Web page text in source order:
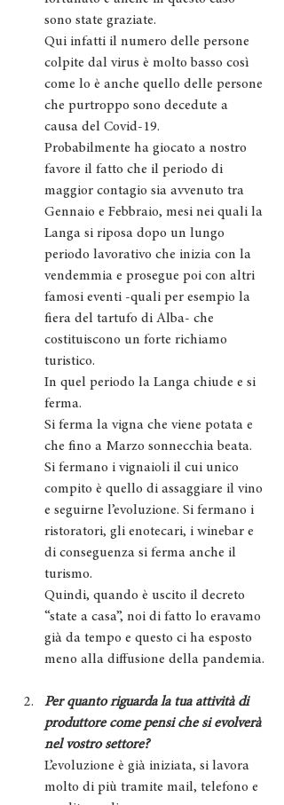
sono state graziate.
Qui infatti il numero delle persone
colpite dal virus è molto basso così
come lo è anche quello delle persone
che purtroppo sono decedute a
causa del Covid-19.
Probabilmente ha giocato a nostro
favore il fatto che il periodo di
maggior contagio sia avvenuto tra
Gennaio e Febbraio, mesi nei quali la
Langa si riposa dopo un lungo
periodo lavorativo che inizia con la
vendemmia e prosegue poi con altri
famosi eventi -quali per esempio la
fiera del tartufo di Alba- che
costituiscono un forte richiamo
turistico.
In quel periodo la Langa chiude e si
ferma.
Si ferma la vigna che viene potata e
che fino a Marzo sonnecchia beata.
Si fermano i vignaioli il cui unico
compito è quello di assaggiare il vino
e seguirne l’evoluzione. Si fermano i
ristoratori, gli enotecari, i winebar e
di conseguenza si ferma anche il
turismo.
Quindi, quando è uscito il decreto
“state a casa”, noi di fatto lo eravamo
già da tempo e questo ci ha esposto
meno alla diffusione della pandemia.
Per quanto riguarda la tua attività di
produttore come pensi che si evolverà
nel vostro settore?
L’evoluzione è già iniziata, si lavora
molto di più tramite mail, telefono e